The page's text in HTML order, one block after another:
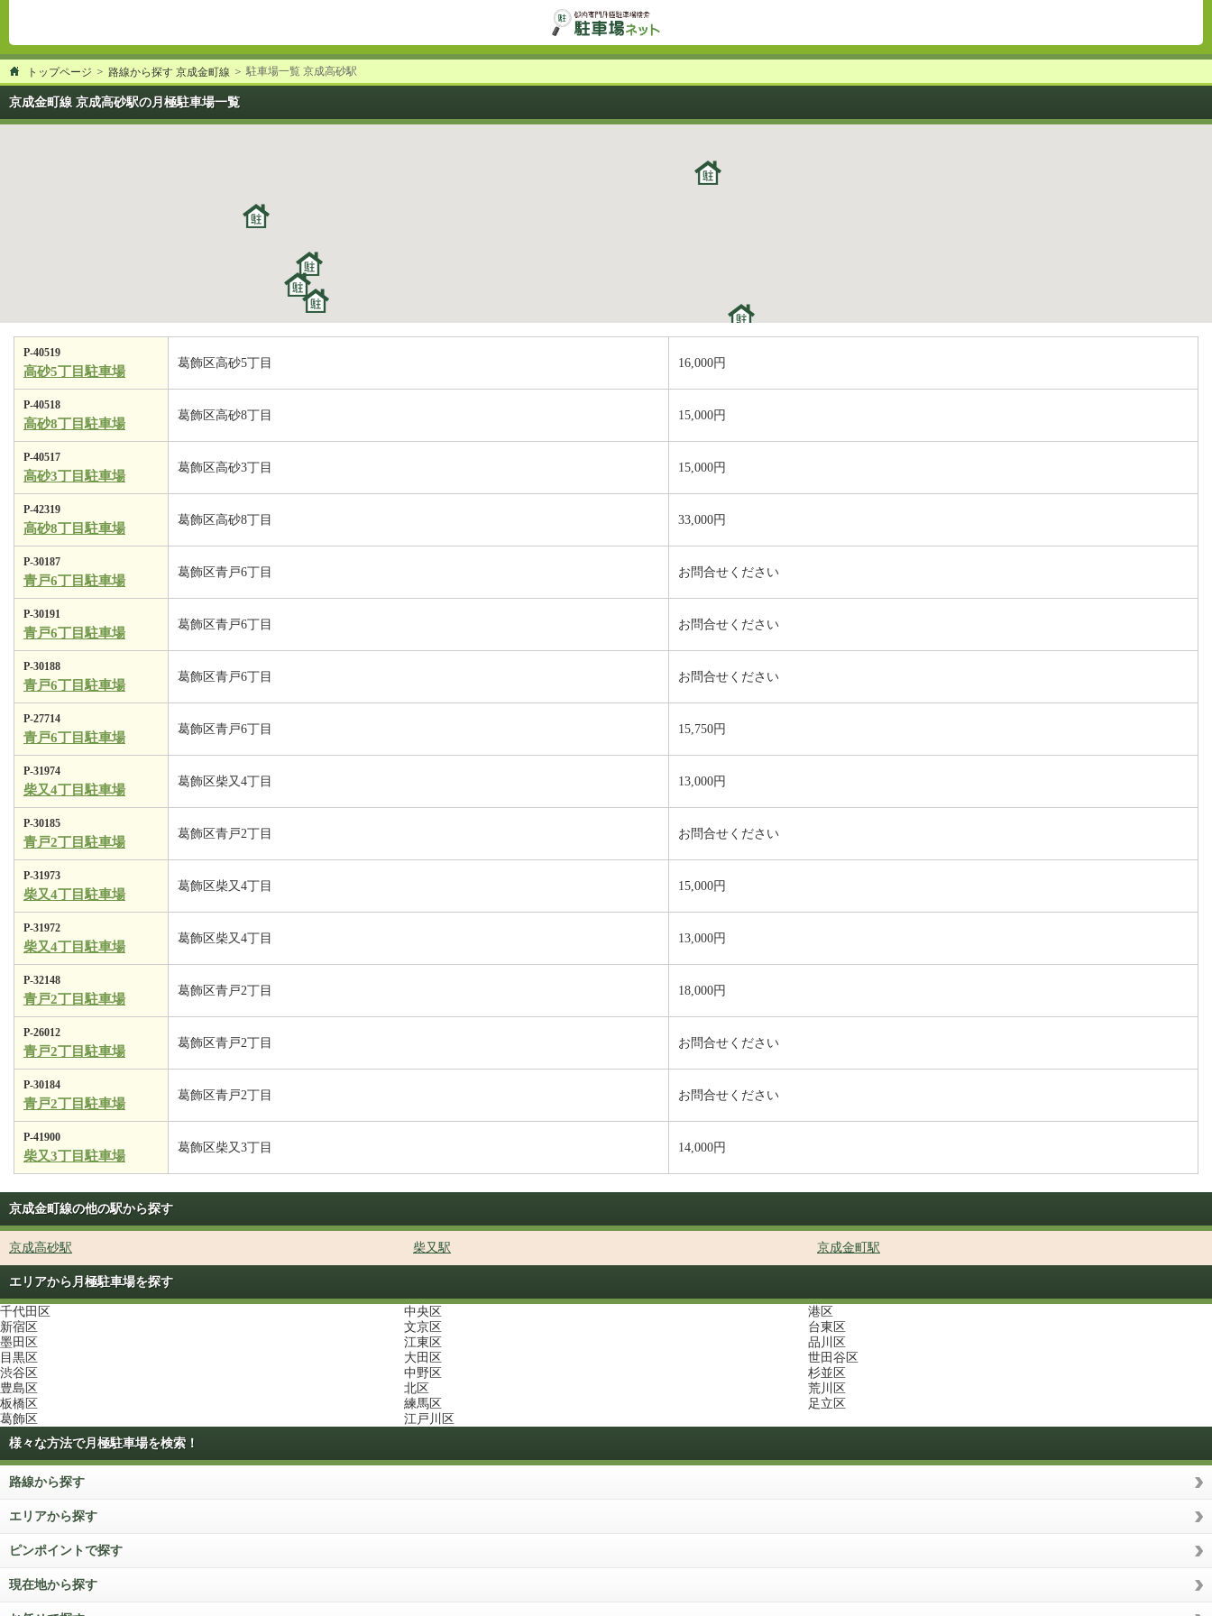
トップページ 路線から探す 京成金町線 駐車場一覧 京成高砂駅
京成金町線 京成高砂駅の月極駐車場一覧
P-40519
高砂5丁目駐車場
葛飾区高砂5丁目 16,000円
P-40518
高砂8丁目駐車場
葛飾区高砂8丁目 15,000円
P-40517
高砂3丁目駐車場
葛飾区高砂3丁目 15,000円
P-42319
高砂8丁目駐車場
葛飾区高砂8丁目 33,000円
P-30187
青戸6丁目駐車場
葛飾区青戸6丁目 お問合せください
P-30191
青戸6丁目駐車場
葛飾区青戸6丁目 お問合せください
P-30188
青戸6丁目駐車場
葛飾区青戸6丁目 お問合せください
P-27714
青戸6丁目駐車場
葛飾区青戸6丁目 15,750円
P-31974
柴又4丁目駐車場
葛飾区柴又4丁目 13,000円
P-30185
青戸2丁目駐車場
葛飾区青戸2丁目 お問合せください
P-31973
柴又4丁目駐車場
葛飾区柴又4丁目 15,000円
P-31972
柴又4丁目駐車場
葛飾区柴又4丁目 13,000円
P-32148
青戸2丁目駐車場
葛飾区青戸2丁目 18,000円
P-26012
青戸2丁目駐車場
葛飾区青戸2丁目 お問合せください
P-30184
青戸2丁目駐車場
葛飾区青戸2丁目 お問合せください
P-41900
柴又3丁目駐車場
葛飾区柴又3丁目 14,000円
京成金町線の他の駅から探す
京成高砂駅 柴又駅 京成金町駅
エリアから月極駐車場を探す
千代田区 中央区
港区
新宿区
文京区
台東区
墨田区
江東区
品川区
目黒区
大田区
世田谷区
渋谷区
中野区
杉並区
豊島区
北区
荒川区
板橋区
練馬区
足立区
葛飾区
江戸川区
様々な方法で月極駐車場を検索！
路線から探す
エリアから探す
ピンポイントで探す
現在地から探す